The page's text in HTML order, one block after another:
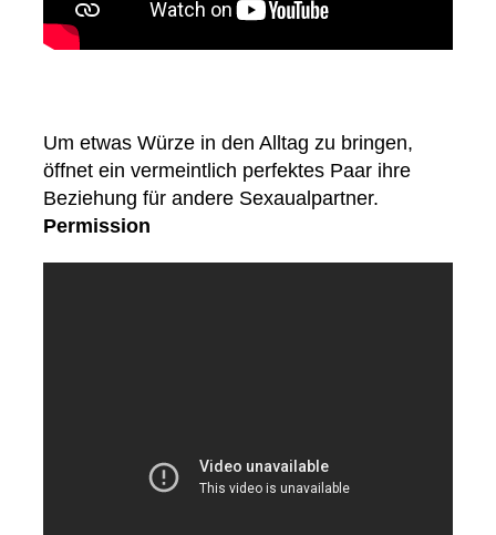
Um etwas Würze in den Alltag zu bringen,
öffnet ein vermeintlich perfektes Paar ihre
Beziehung für andere Sexaualpartner.
Permission